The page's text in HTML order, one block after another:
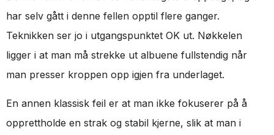
har selv gått i denne fellen opptil flere ganger.
Teknikken ser jo i utgangspunktet OK ut. Nøkkelen
ligger i at man må strekke ut albuene fullstendig når
man presser kroppen opp igjen fra underlaget.
En annen klassisk feil er at man ikke fokuserer på å
opprettholde en strak og stabil kjerne, slik at man i